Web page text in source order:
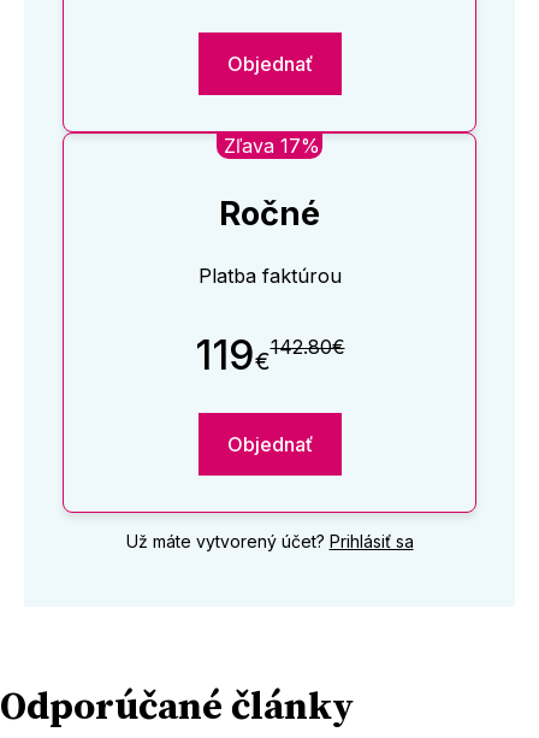
Objednať
Zľava 17%
Ročné
Platba faktúrou
119€142.80€
Objednať
Už máte vytvorený účet? Prihlásiť sa
Odporúčané články